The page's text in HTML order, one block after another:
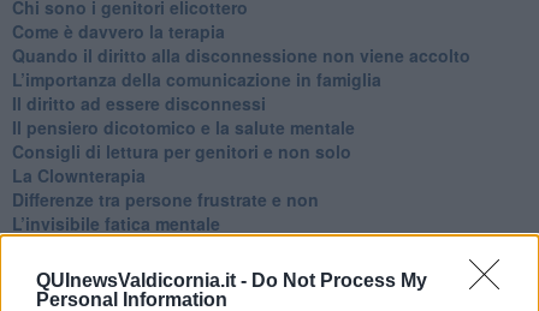
QUInewsValdicornia.it - Do Not Process My
Personal Information
​Chi sono i genitori elicottero
Come è davvero la terapia
Quando il diritto alla disconnessione non viene accolto
​L’importanza della comunicazione in famiglia
​Il diritto ad essere disconnessi
​Il pensiero dicotomico e la salute mentale
​Consigli di lettura per genitori e non solo
​La Clownterapia
​Differenze tra persone frustrate e non
L’invisibile fatica mentale
​Buone Vacan(si)e!
​Il lato positivo delle cose